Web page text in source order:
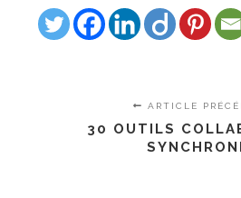
ARTICLE
30 OUTILS